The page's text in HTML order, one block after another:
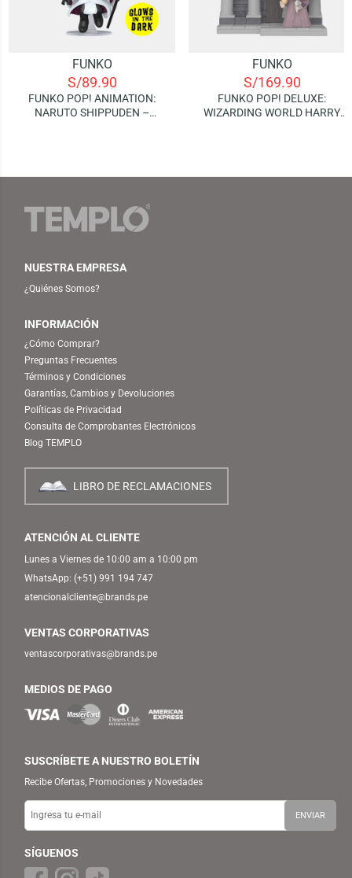
FUNKO
S/89.90
FUNKO POP! ANIMATION:
NARUTO SHIPPUDEN –
FUNKO
S/169.90
FUNKO POP! DELUXE:
WIZARDING WORLD HARRY
NUESTRA EMPRESA
¿Quiénes Somos?
INFORMACIÓN
¿Cómo Comprar?
Preguntas Frecuentes
Términos y Condiciones
Garantías, Cambios y Devoluciones
Políticas de Privacidad
Consulta de Comprobantes Electrónicos
Blog TEMPLO
LIBRO DE RECLAMACIONES
ATENCIÓN AL CLIENTE
Lunes a Viernes de 10:00 am a 10:00 pm
WhatsApp: (+51) 991 194 747
atencionalcliente@brands.pe
VENTAS CORPORATIVAS
ventascorporativas@brands.pe
MEDIOS DE PAGO
SUSCRÍBETE A NUESTRO BOLETÍN
Recibe Ofertas, Promociones y Novedades
SÍGUENOS